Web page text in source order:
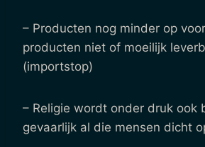
– Producten nog minder op
producten niet of moeilijk
(importstop)
– Religie wordt onder druk ook
gevaarlijk al die mensen dicht